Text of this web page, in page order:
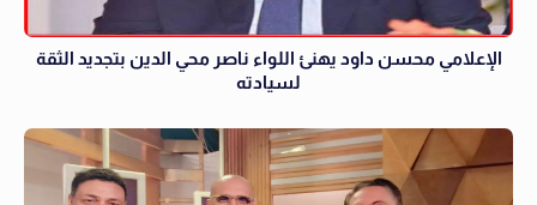
الإعلامي محسن داود يهنئ اللواء ناصر محي الدين بتجديد الثقة
لسيادته